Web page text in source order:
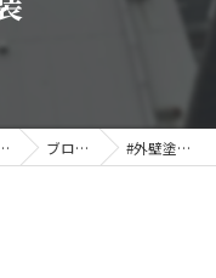
ならE.must合同会社 ブログ #外壁塗装